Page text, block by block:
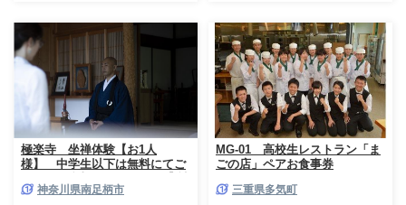
極楽寺 坐禅体験【お1人
様】 中学生以下は無料にてご
奈川県 南足柄市 】
神奈川県南足柄市
MG-01 高校生レストラン「ま
ごの店」ペアお食事券
三重県多気町